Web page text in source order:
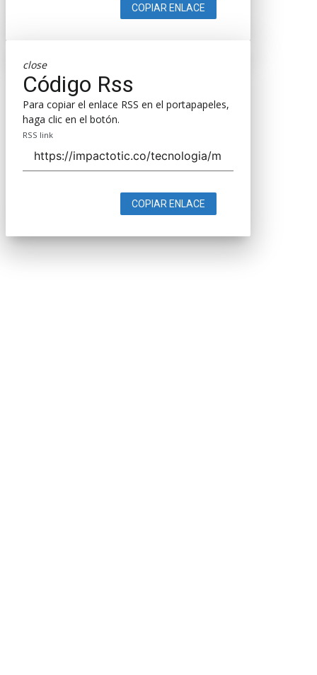
COPIAR ENLACE
close
Código Rss
Para copiar el enlace RSS en el portapapeles,
haga clic en el botón.
RSS link
COPIAR ENLACE